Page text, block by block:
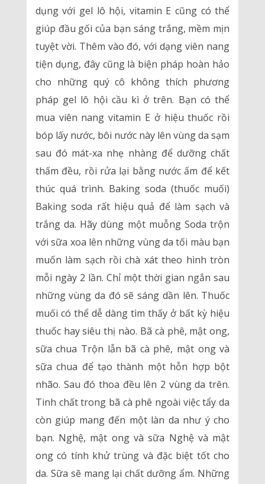
dụng với gel lô hội, vitamin E cũng có thể
giúp đầu gối của bạn sáng trắng, mềm mịn
tuyệt vời. Thêm vào đó, với dạng viên nang
tiện dụng, đây cũng là biện pháp hoàn hảo
cho những quý cô không thích phương
pháp gel lô hội cầu kì ở trên. Bạn có thể
mua viên nang vitamin E ở hiệu thuốc rồi
bóp lấy nước, bôi nước này lên vùng da sạm
sau đó mát-xa nhẹ nhàng để dưỡng chất
thấm đều, rồi rửa lại bằng nước ấm để kết
thúc quá trình. Baking soda (thuốc muối)
Baking soda rất hiệu quả để làm sạch và
trắng da. Hãy dùng một muỗng Soda trộn
với sữa xoa lên những vùng da tối màu bạn
muốn làm sạch rồi chà xát theo hình tròn
mỗi ngày 2 lần. Chỉ một thời gian ngắn sau
những vùng da đó sẽ sáng dần lên. Thuốc
muối có thể dễ dàng tìm thấy ở bất kỳ hiệu
thuốc hay siêu thị nào. Bã cà phê, mật ong,
sữa chua Trộn lẫn bã cà phê, mật ong và
sữa chua để tạo thành một hỗn hợp bột
nhão. Sau đó thoa đều lên 2 vùng da trên.
Tinh chất trong bã cà phê ngoài việc tẩy da
còn giúp mang đến một làn da như ý cho
bạn. Nghệ, mật ong và sữa Nghệ và mật
ong có tính khử trùng và đặc biệt tốt cho
da. Sữa sẽ mang lại chất dưỡng ẩm. Những